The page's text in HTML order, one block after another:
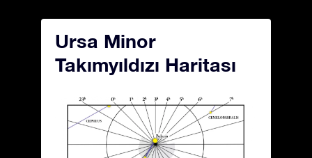
Ursa Minor
Takımyıldızı Haritası